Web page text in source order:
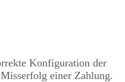
Konfiguration der
einer Zahlung.